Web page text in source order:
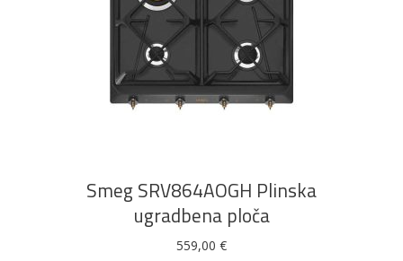
DODAJ U KOŠARICU
Smeg SRV864AOGH Plinska
ugradbena ploča
559,00 €